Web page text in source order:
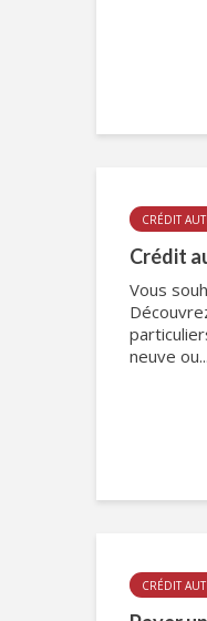
CRÉDIT
Crédit
Vous
neuve ou...
CRÉDIT